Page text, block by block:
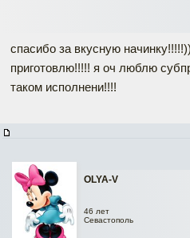
спасибо за вкусную
приготовлю!!!!! я оч люблю
таком исполнени!!!!
OLYA-V
46 лет
Севастополь